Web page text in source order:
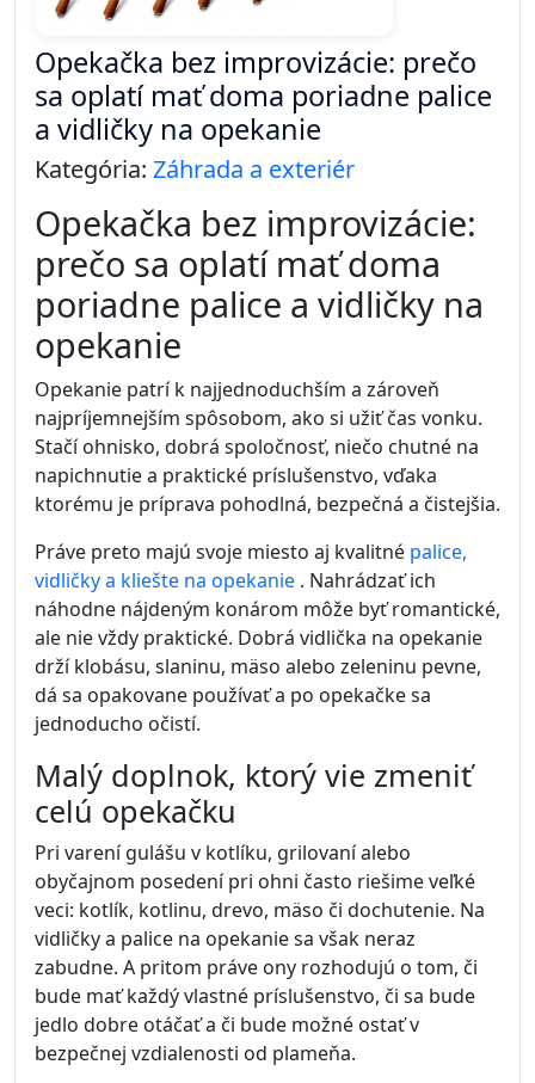
Opekačka bez improvizácie: prečo
sa oplatí mať doma poriadne palice
a vidličky na opekanie
Kategória: Záhrada a exteriér
Opekačka bez improvizácie:
prečo sa oplatí mať doma
poriadne palice a vidličky na
opekanie
Opekanie patrí k najjednoduchším a zároveň
najpríjemnejším spôsobom, ako si užiť čas vonku.
Stačí ohnisko, dobrá spoločnosť, niečo chutné na
napichnutie a praktické príslušenstvo, vďaka
ktorému je príprava pohodlná, bezpečná a čistejšia.
Práve preto majú svoje miesto aj kvalitné palice,
vidličky a kliešte na opekanie . Nahrádzať ich
náhodne nájdeným konárom môže byť romantické,
ale nie vždy praktické. Dobrá vidlička na opekanie
drží klobásu, slaninu, mäso alebo zeleninu pevne,
dá sa opakovane používať a po opekačke sa
jednoducho očistí.
Malý doplnok, ktorý vie zmeniť
celú opekačku
Pri varení gulášu v kotlíku, grilovaní alebo
obyčajnom posedení pri ohni často riešime veľké
veci: kotlík, kotlinu, drevo, mäso či dochutenie. Na
vidličky a palice na opekanie sa však neraz
zabudne. A pritom práve ony rozhodujú o tom, či
bude mať každý vlastné príslušenstvo, či sa bude
jedlo dobre otáčať a či bude možné ostať v
bezpečnej vzdialenosti od plameňa.